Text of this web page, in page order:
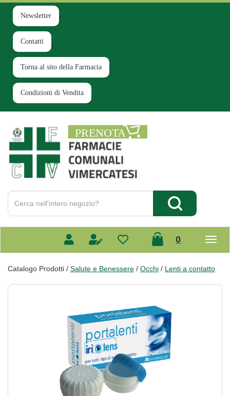
Passa
contenuto
principale
Newsletter
Contatti
Torna al sito della Farmacia
Condizioni di Vendita
Farmacia
Comunale
Cerca
Prodotto
Cerca Prodotto
0prodotti
Catalogo Prodotti / Salute e Benessere / Occhi / Lenti a contatto